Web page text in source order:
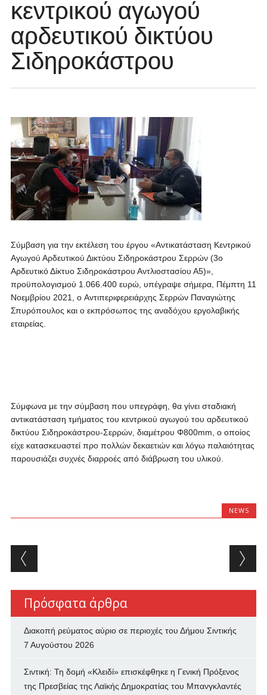
κεντρικού αγωγού
αρδευτικού δικτύου
Σιδηροκάστρου
Σύμβαση για την εκτέλεση του έργου «Αντικατάσταση Κεντρικού
Αγωγού Αρδευτικού Δικτύου Σιδηροκάστρου Σερρών (3ο
Αρδευτικό Δίκτυο Σιδηροκάστρου Αντλιοστασίου Α5)»,
προϋπολογισμού 1.066.400 ευρώ, υπέγραψε σήμερα, Πέμπτη 11
Νοεμβρίου 2021, ο Aντιπεριφερειάρχης Σερρών Παναγιώτης
Σπυρόπουλος και ο εκπρόσωπος της αναδόχου εργολαβικής
εταιρείας.
Σύμφωνα με την σύμβαση που υπεγράφη, θα γίνει σταδιακή
αντικατάσταση τμήματος του κεντρικού αγωγού του αρδευτικού
δικτύου Σιδηροκάστρου-Σερρών, διαμέτρου Φ800mm, ο οποίος
είχε κατασκευαστεί προ πολλών δεκαετιών και λόγω παλαιότητας
παρουσιάζει συχνές διαρροές από διάβρωση του υλικού.
NEWS
Post navigation
Πρόσφατα άρθρα
Διακοπή ρεύματος αύριο σε περιοχές του Δήμου Σιντικής
7 Αυγούστου 2026
Σιντική: Τη δομή «Κλειδί» επισκέφθηκε η Γενική Πρόξενος
της Πρεσβείας της Λαϊκής Δημοκρατίας του Μπανγκλαντές